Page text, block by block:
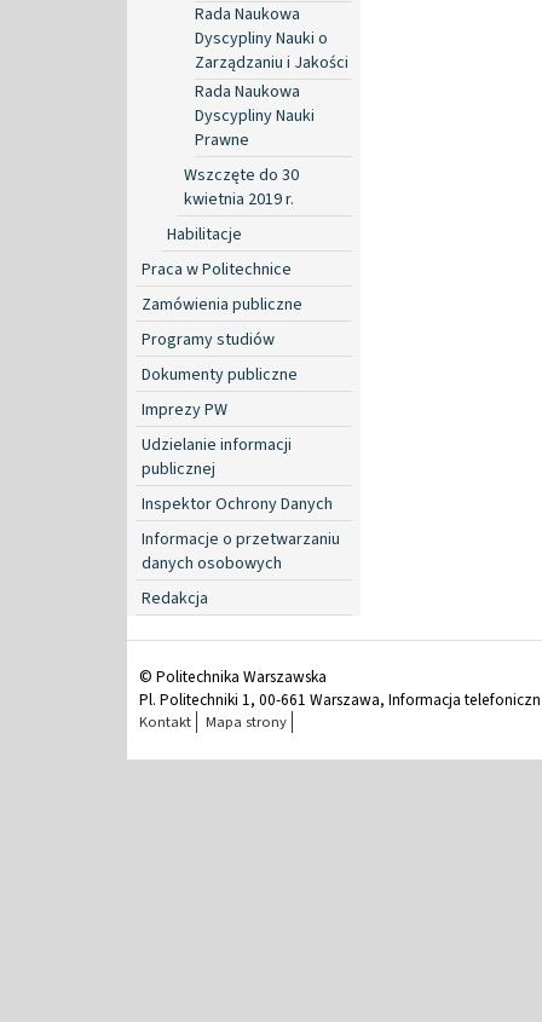
Rada Naukowa
Dyscypliny Nauki o
Zarządzaniu i Jakości
Rada Naukowa
Dyscypliny Nauki
Prawne
Wszczęte do 30
kwietnia 2019 r.
Habilitacje
Praca w Politechnice
Zamówienia publiczne
Programy studiów
Dokumenty publiczne
Imprezy PW
Udzielanie informacji
publicznej
Inspektor Ochrony Danych
Informacje o przetwarzaniu
danych osobowych
Redakcja
© Politechnika Warszawska
Pl. Politechniki 1, 00-661 Warszawa, Informacja
Kontakt Mapa strony